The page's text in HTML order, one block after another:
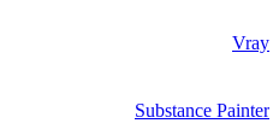
Vray
Substance Painter